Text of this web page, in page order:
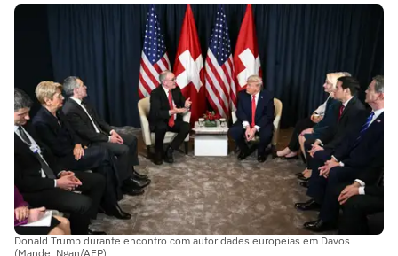
Donald Trump durante encontro com autoridades europeias em Davos
(Mandel Ngan/AFP)